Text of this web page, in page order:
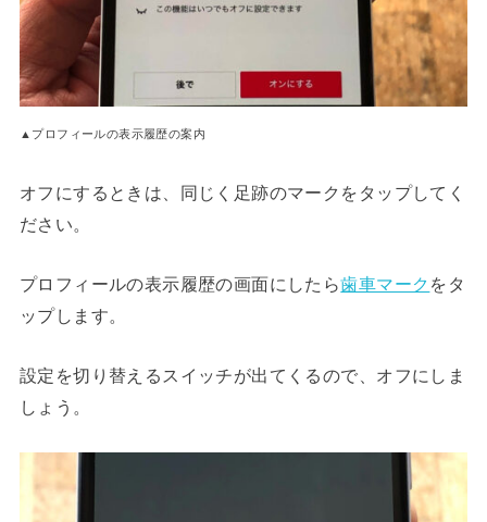
▲プロフィールの表示履歴の案内
オフにするときは、同じく足跡のマークをタップしてく
ださい。
プロフィールの表示履歴の画面にしたら歯車マーク をタ
ップします。
設定を切り替えるスイッチが出てくるので、オフにしま
しょう。